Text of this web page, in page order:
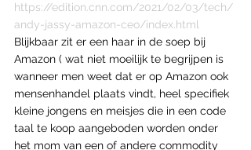
https://edition.cnn.com/2021/02/03/tech/
andy-jassy-amazon-ceo/index.html
Blijkbaar zit er een haar in de soep bij
Amazon ( wat niet moeilijk te begrijpen is
wanneer men weet dat er op Amazon ook
mensenhandel plaats vindt, heel specifiek
kleine jongens en meisjes die in een code
taal te koop aangeboden worden onder
het mom van een of andere commodity